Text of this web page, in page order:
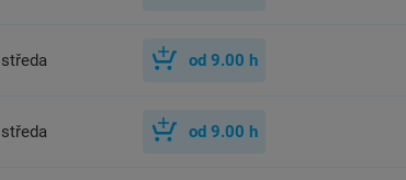
středa od 9.00 h
středa od 9.00 h